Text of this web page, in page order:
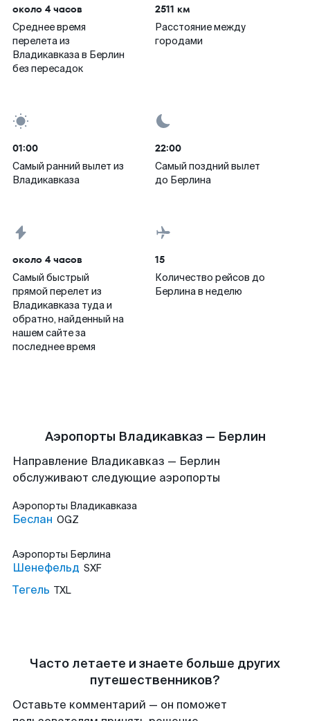
около 4 часов
Среднее время
перелета из
Владикавказа в Берлин
без пересадок
2511 км
Расстояние между
городами
01:00
Самый ранний вылет из
Владикавказа
22:00
Самый поздний вылет
до Берлина
около 4 часов
Самый быстрый
прямой перелет из
Владикавказа туда и
обратно, найденный на
нашем сайте за
последнее время
15
Количество рейсов до
Берлина в неделю
Аэропорты Владикавказ — Берлин
Направление Владикавказ — Берлин
обслуживают следующие аэропорты
Аэропорты Владикавказа
Беслан OGZ
Аэропорты Берлина
Шенефельд SXF
Тегель TXL
Часто летаете и знаете больше других
путешественников?
Оставьте комментарий — он поможет